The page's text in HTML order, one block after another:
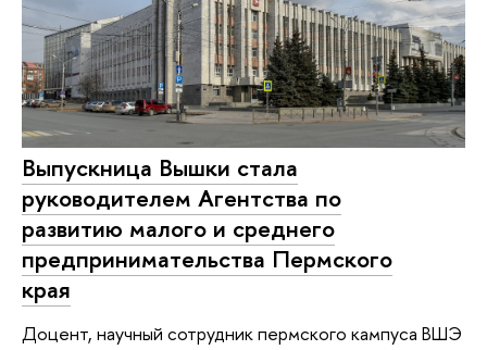
Выпускница Вышки стала
руководителем Агентства по
развитию малого и среднего
предпринимательства Пермского
края
Доцент, научный сотрудник пермского кампуса ВШЭ